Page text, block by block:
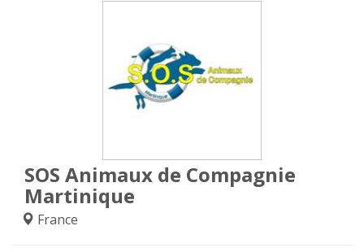
SOS Animaux de Compagnie
Martinique
France